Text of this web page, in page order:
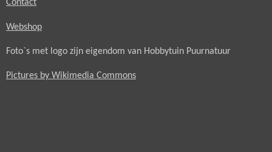
Contact
Webshop
Foto`s met logo zijn eigendom van Hobbytuin Puurnatuur
Pictures by Wikimedia Commons